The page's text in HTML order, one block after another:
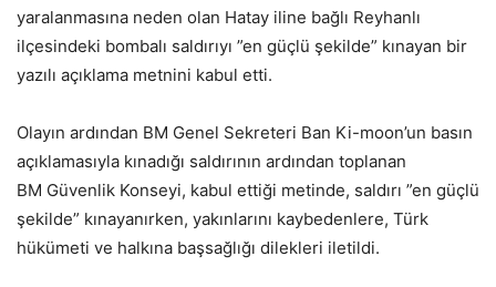
yaralanmasına neden olan Hatay iline bağlı Reyhanlı
ilçesindeki bombalı saldırıyı ”en güçlü şekilde” kınayan bir
yazılı açıklama metnini kabul etti.
Olayın ardından BM Genel Sekreteri Ban Ki-moon’un basın
açıklamasıyla kınadığı saldırının ardından toplanan
BM Güvenlik Konseyi, kabul ettiği metinde, saldırı ”en güçlü
şekilde” kınayanırken, yakınlarını kaybedenlere, Türk
hükümeti ve halkına başsağlığı dilekleri iletildi.